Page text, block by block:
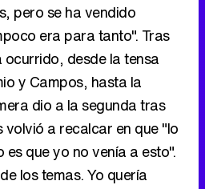
pero se ha vendido
era para tanto". Tras
desde la tensa
y Campos, hasta la
dio a la segunda tras
volvió a recalcar en que "lo
que yo no venía a esto".
los temas. Yo quería